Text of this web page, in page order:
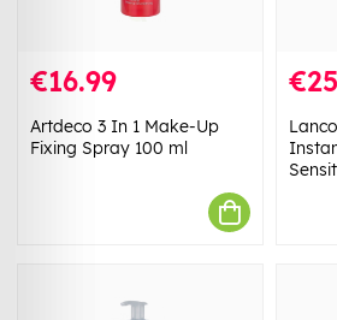
€16.99
Artdeco 3 In 1 Make-Up
Fixing Spray 100 ml